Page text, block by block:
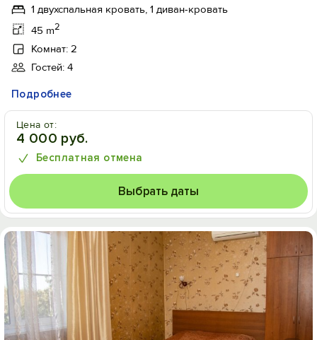
1 двухспальная кровать, 1 диван-кровать
45 m2
Комнат: 2
Гостей: 4
Подробнее
Цена от:
4 000 руб.
Бесплатная отмена
Выбрать даты